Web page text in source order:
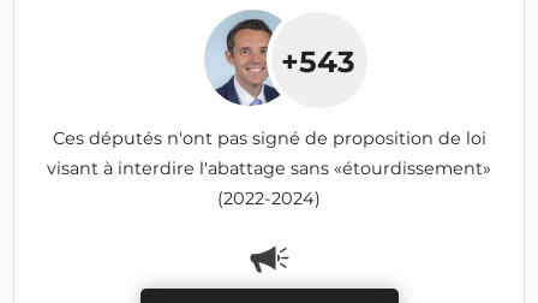
+543
Ces députés n'ont pas signé de proposition de loi
visant à interdire l'abattage sans «étourdissement»
(2022-2024)